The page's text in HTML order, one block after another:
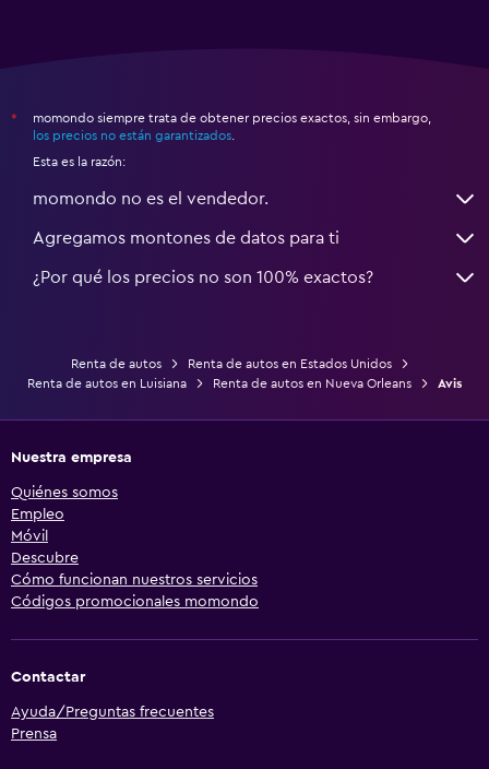
*
momondo siempre trata de obtener precios exactos, sin embargo,
los precios no están garantizados.
Esta es la razón:
momondo no es el vendedor.
Agregamos montones de datos para ti
¿Por qué los precios no son 100% exactos?
Renta de autos
Renta de autos en Estados Unidos
Renta de autos en Luisiana
Renta de autos en Nueva Orleans Avis
Nuestra empresa
Quiénes somos
Empleo
Móvil
Descubre
Cómo funcionan nuestros servicios
Códigos promocionales momondo
Contactar
Ayuda/Preguntas frecuentes
Prensa